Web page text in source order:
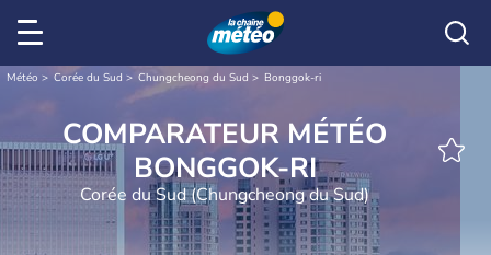
Météo Corée du Sud Chungcheong du Sud Bonggok-ri
COMPARATEUR MÉTÉO
BONGGOK-RI
Corée du Sud (Chungcheong du Sud)